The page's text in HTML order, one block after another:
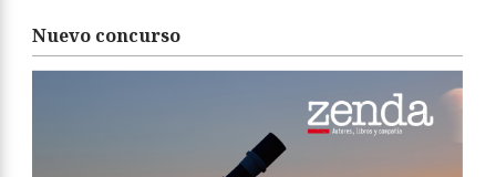
Nuevo concurso